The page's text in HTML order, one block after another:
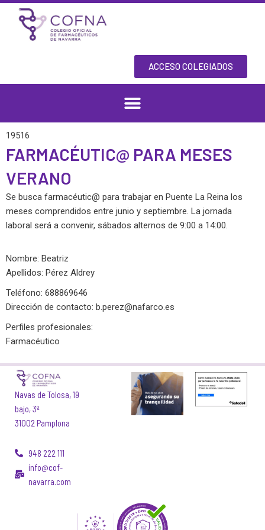
Skip
content
ACCESO COLEGIADOS
19516
FARMACÉUTIC@ PARA MESES
VERANO
Se busca farmacéutic@ para trabajar en Puente La Reina los
meses comprendidos entre junio y septiembre. La jornada
laboral será a convenir, sábados alternos de 9:00 a 14:00.
Nombre: Beatriz
Apellidos: Pérez Aldrey
Teléfono: 688869646
Dirección de contacto: b.perez@nafarco.es
Perfiles profesionales:
Farmacéutico
Navas de Tolosa, 19
bajo, 3º
31002 Pamplona
948 222 111
info@cof-
navarra.com